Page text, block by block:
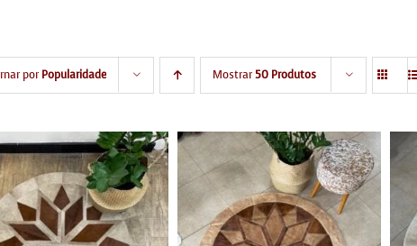
por Popularidade Mostrar50 Produtos